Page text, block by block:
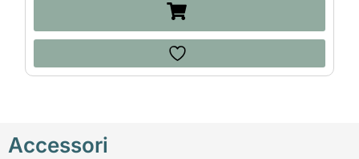
Accessori